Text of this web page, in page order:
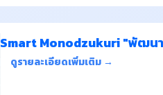
Smart Monodzukuri "พัฒน
ดูรายละเอียดเพิ่มเติม →